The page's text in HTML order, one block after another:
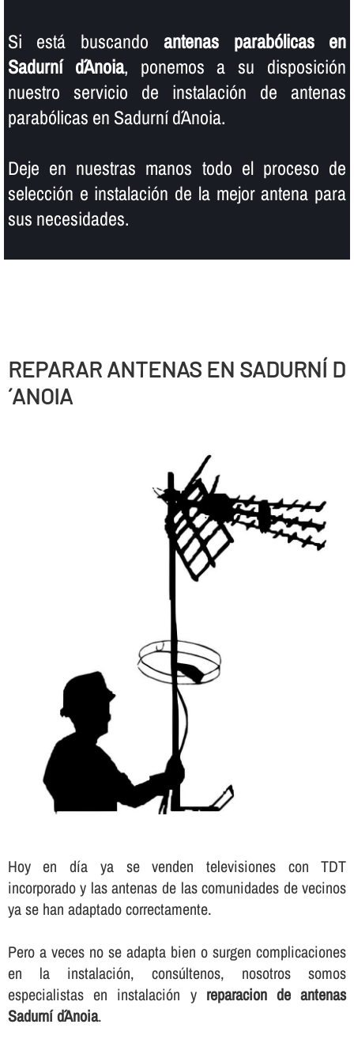
Si está buscando antenas parabólicas en
Sadurní d´Anoia, ponemos a su disposición
nuestro servicio de instalación de antenas
parabólicas en Sadurní d´Anoia.
Deje en nuestras manos todo el proceso de
selección e instalación de la mejor antena para
sus necesidades.
REPARAR ANTENAS EN SADURNÍ D
´ANOIA
Hoy en dí­a ya se venden televisiones con TDT
incorporado y las antenas de las comunidades de vecinos
ya se han adaptado correctamente.
Pero a veces no se adapta bien o surgen complicaciones
en la instalación, consúltenos, nosotros somos
especialistas en instalación y reparacion de antenas
Sadurní d´Anoia.